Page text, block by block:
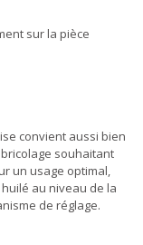
sur la pièce
convient aussi bien
souhaitant
un usage optimal,
au niveau de la
de réglage.